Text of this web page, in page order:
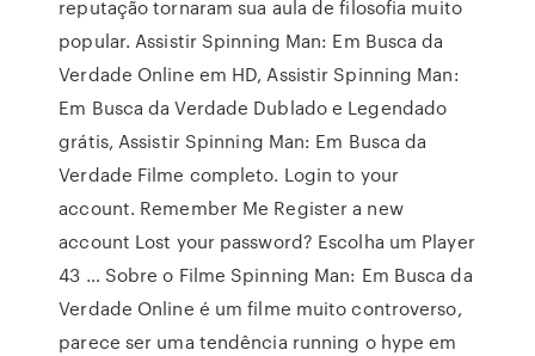
reputação tornaram sua aula de filosofia muito
popular. Assistir Spinning Man: Em Busca da
Verdade Online em HD, Assistir Spinning Man:
Em Busca da Verdade Dublado e Legendado
grátis, Assistir Spinning Man: Em Busca da
Verdade Filme completo. Login to your
account. Remember Me Register a new
account Lost your password? Escolha um Player
43 … Sobre o Filme Spinning Man: Em Busca da
Verdade Online é um filme muito controverso,
parece ser uma tendência running o hype em